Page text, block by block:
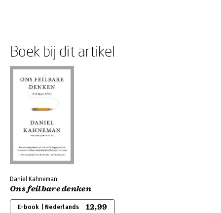
Boek bij dit artikel
Daniel Kahneman
Ons feilbare denken
E-book | Nederlands 12,99